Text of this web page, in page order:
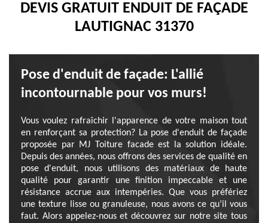
DEVIS GRATUIT ENDUIT DE FAÇADE
LAUTIGNAC 31370
Pose d'enduit de façade: L'allié
incontournable pour vos murs!
Vous voulez rafraîchir l'apparence de votre maison tout
en renforçant sa protection? La pose d'enduit de façade
proposée par MJ Toiture facade est la solution idéale.
Depuis des années, nous offrons des services de qualité en
pose d'enduit, nous utilisons des matériaux de haute
qualité pour garantir une finition impeccable et une
résistance accrue aux intempéries. Que vous préfériez
une texture lisse ou granuleuse, nous avons ce qu’il vous
faut. Alors appelez-nous et découvrez sur notre site tous